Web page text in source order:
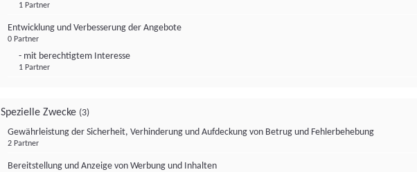
1 Partner
Entwicklung und Verbesserung der Angebote
0 Partner
- mit berechtigtem Interesse
1 Partner
Spezielle Zwecke (3)
Gewährleistung der Sicherheit, Verhinderung und Aufdeckung von Betrug und Fehlerbehebung
2 Partner
Bereitstellung und Anzeige von Werbung und Inhalten